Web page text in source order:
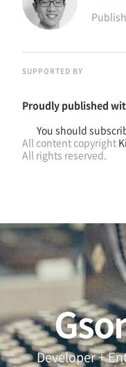
SUPPORTED BY
Proudly published
You should
All content copyright
All rights reserved.
Developer +